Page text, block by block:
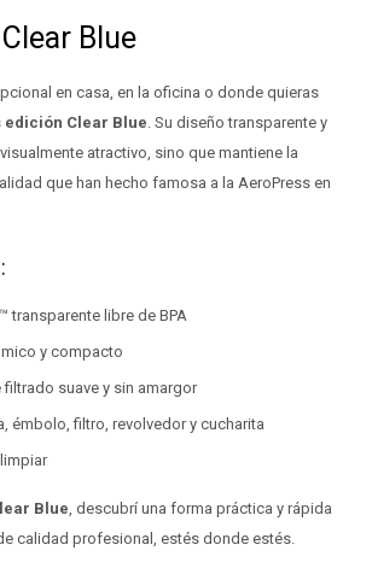
Blue
en casa, en la oficina o donde quieras
edición Clear Blue. Su diseño transparente y
atractivo, sino que mantiene la
que han hecho famosa a la AeroPress en
transparente libre de BPA
y compacto
suave y sin amargor
émbolo, filtro, revolvedor y cucharita
Blue, descubrí una forma práctica y rápida
calidad profesional, estés donde estés.